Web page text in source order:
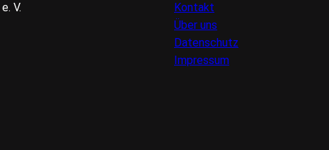
e. V.
FUSSZEILE
Kontakt
Über uns
Datenschutz
Impressum